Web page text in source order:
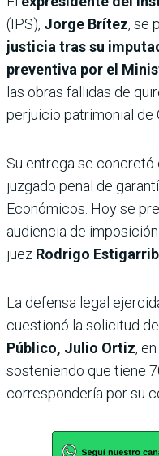
(IPS), Jorge Brítez, se
justicia tras su
preventiva por el
las obras fallidas de
perjuicio patrimonial de
Su entrega se concretó
juzgado penal de
Económicos. Hoy se
audiencia de
juez Rodrigo
La defensa legal
cuestionó la solicitud del
Público, Julio Ortiz,
sosteniendo que tiene
correspondería por su